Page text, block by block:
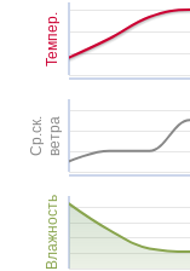
Темпер.
Ср.ск.ветра
Влажность